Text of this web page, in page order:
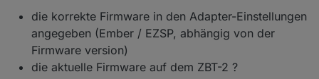
die korrekte Firmware in den Adapter-Einstellungen
angegeben (Ember / EZSP, abhängig von der
Firmware version)
die aktuelle Firmware auf dem ZBT-2 ?